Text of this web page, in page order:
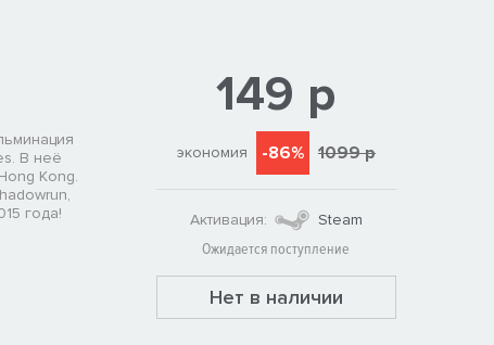
В неё
Kong.
года!
149 р
экономия -86% 1099 р
Активация:
Steam
Ожидается поступление
Нет в наличии